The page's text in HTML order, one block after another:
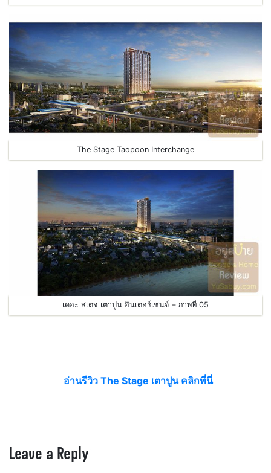
The Stage Taopoon Interchange
เดอะ สเตจ เตาปูน อินเตอร์เชนจ์ – ภาพที่ 05
อ่านรีวิว The Stage เตาปูน คลิกที่นี่
Leave a Reply